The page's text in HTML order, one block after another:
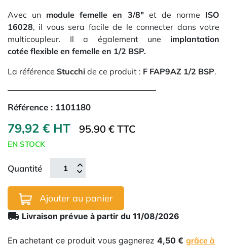
Avec un module femelle en 3/8"et de norme ISO
16028, il vous sera facile de le connecter dans votre
multicoupleur. Il a également une implantation
cotée flexible en femelle en 1/2 BSP.
La référence Stucchi de ce produit : F FAP9AZ 1/2 BSP.
Référence : 1101180
79,92 € HT 95.90 € TTC
EN STOCK
Quantité
Ajouter au panier
local_shipping Livraison prévue à partir du 11/08/2026
En achetant ce produit vous gagnerez 4,50 € grâce à